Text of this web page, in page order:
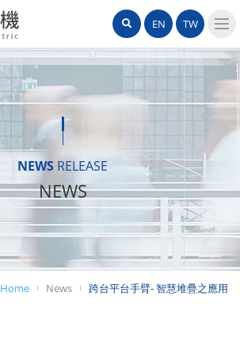
網
導
覽
選
EN TW
Search
NEWS RELEASE
NEWS
Home News 跨台平台手臂- 智慧堆疊之應用